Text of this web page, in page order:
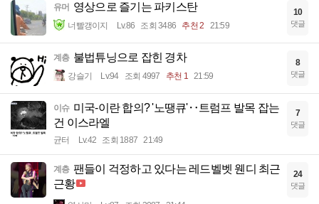
유머 영상으로 즐기는 파키스탄
너빨갱이지 Lv.86 조회 3486 추천 2 21:59
10
댓글
계층 불법튜닝으로 잡힌 경차
강슬기 Lv.94 조회 4997 추천 1 21:59
8
댓글
이슈 미국-이란 합의? '노땡큐'‥트럼프 발목 잡는
건 이스라엘
균터 Lv.42 조회 1887 21:49
7
댓글
계층 팬들이 걱정하고 있다는 레드벨벳 웬디 최근
근황
24
댓글